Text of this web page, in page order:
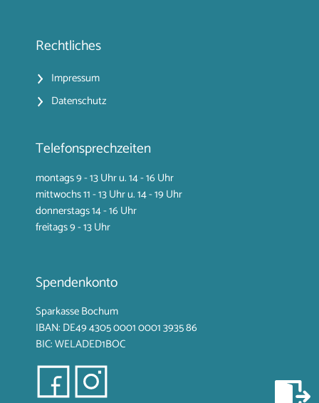
Rechtliches
Impressum
Datenschutz
Telefonsprechzeiten
montags 9 - 13 Uhr u. 14 - 16 Uhr
mittwochs 11 - 13 Uhr u. 14 - 19 Uhr
donnerstags 14 - 16 Uhr
freitags 9 - 13 Uhr
Spendenkonto
Sparkasse Bochum
IBAN: DE49 4305 00010001 3935 86
BIC: WELADED1BOC